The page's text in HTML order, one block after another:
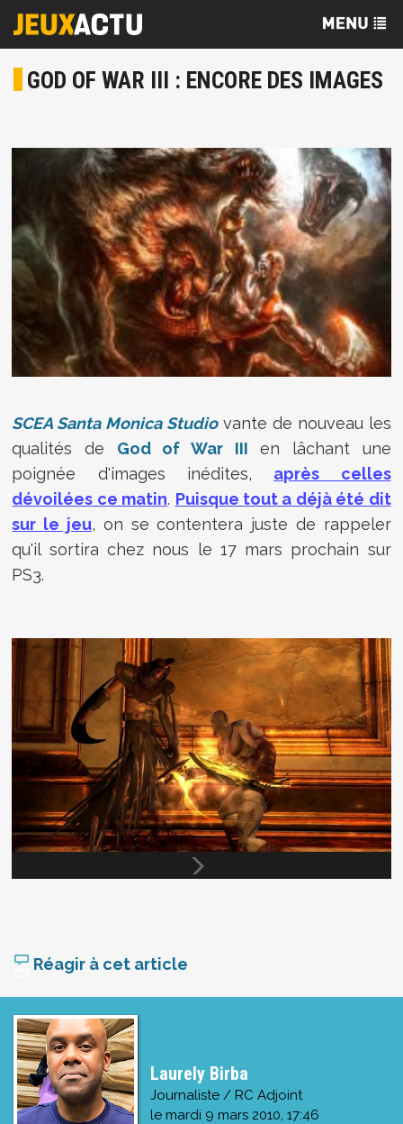
GOD OF WAR III : ENCORE DES IMAGES
SCEA Santa Monica Studiovante de nouveau les
qualités de God of War III en lâchant une
poignée d'images inédites, après celles
dévoilées ce matin. Puisque tout a déjà été dit
sur le jeu, on se contentera juste de rappeler
qu'il sortira chez nous le 17 mars prochain sur
PS3.
Réagir à cet article
Laurely Birba
Journaliste / RC Adjoint
le mardi 9 mars 2010, 17:46